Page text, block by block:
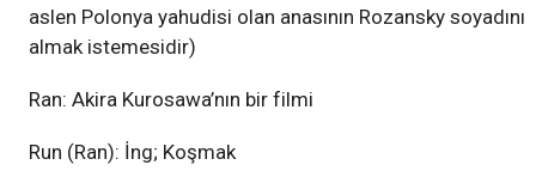
aslen Polonya yahudisi olan anasının Rozansky soyadını
almak istemesidir)
Ran: Akira Kurosawa’nın bir filmi
Run (Ran): İng; Koşmak